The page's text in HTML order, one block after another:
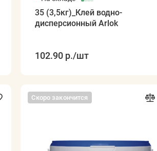
35 (3,5кг)_Клей водно-
дисперсионный Arlok
102.90 р./шт
Скоро закончится